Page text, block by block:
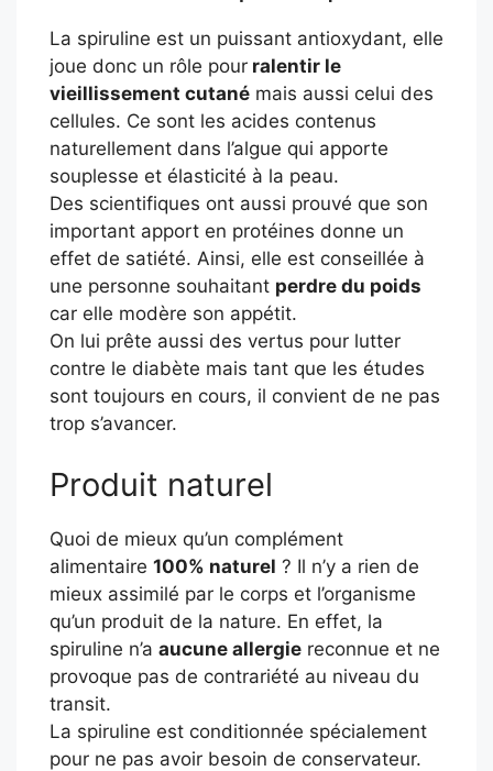
La spiruline est un puissant antioxydant, elle
joue donc un rôle pour ralentir le
vieillissement cutané mais aussi celui des
cellules. Ce sont les acides contenus
naturellement dans l’algue qui apporte
souplesse et élasticité à la peau.
Des scientifiques ont aussi prouvé que son
important apport en protéines donne un
effet de satiété. Ainsi, elle est conseillée à
une personne souhaitant perdre du poids
car elle modère son appétit.
On lui prête aussi des vertus pour lutter
contre le diabète mais tant que les études
sont toujours en cours, il convient de ne pas
trop s’avancer.
Produit naturel
Quoi de mieux qu’un complément
alimentaire 100% naturel ? Il n’y a rien de
mieux assimilé par le corps et l’organisme
qu’un produit de la nature. En effet, la
spiruline n’a aucune allergie reconnue et ne
provoque pas de contrariété au niveau du
transit.
La spiruline est conditionnée spécialement
pour ne pas avoir besoin de conservateur.